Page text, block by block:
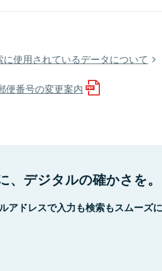
使用されているデータについて
便番号の変更案内
、デジタルの確かさを。
アドレスで入力も検索もスムーズ